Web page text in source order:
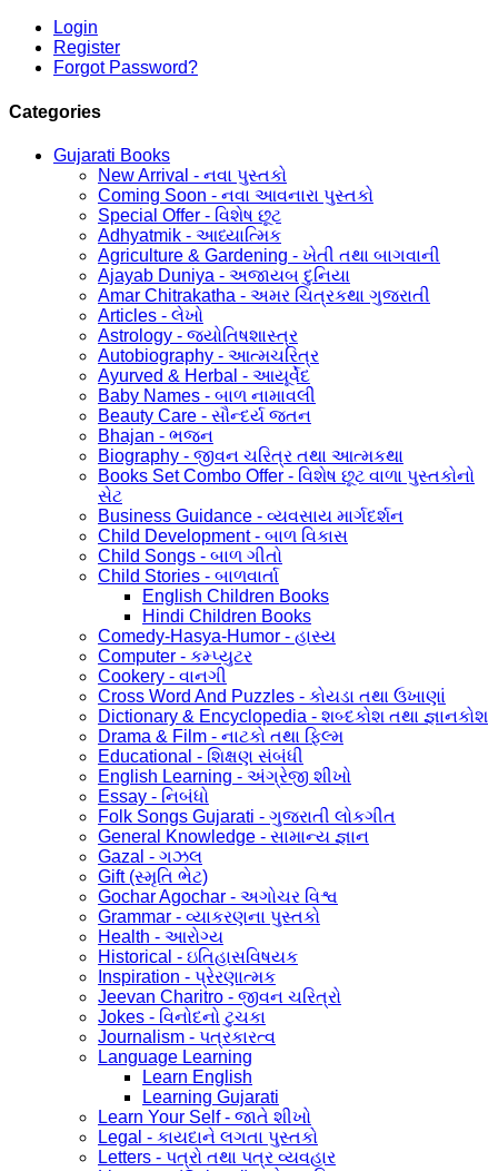
Login
Register
Forgot Password?
Categories
Gujarati Books
New Arrival - નવા પુસ્તકો
Coming Soon - નવા આવનારા પુસ્તકો
Special Offer - વિશેષ છૂટ
Adhyatmik - આધ્યાત્મિક
Agriculture & Gardening - ખેતી તથા બાગવાની
Ajayab Duniya - અજાયબ દુનિયા
Amar Chitrakatha - અમર ચિત્રકથા ગુજરાતી
Articles - લેખો
Astrology - જ્યોતિષશાસ્ત્ર
Autobiography - આત્મચરિત્ર
Ayurved & Herbal - આયૂર્વેદ
Baby Names - બાળ નામાવલી
Beauty Care - સૌન્દર્ય જતન
Bhajan - ભજન
Biography - જીવન ચરિત્ર તથા આત્મકથા
Books Set Combo Offer - વિશેષ છૂટ વાળા પુસ્તકોનો
સેટ
Business Guidance - વ્યવસાય માર્ગદર્શન
Child Development - બાળ વિકાસ
Child Songs - બાળ ગીતો
Child Stories - બાળવાર્તા
English Children Books
Hindi Children Books
Comedy-Hasya-Humor - હાસ્ય
Computer - કમ્પ્યુટર
Cookery - વાનગી
Cross Word And Puzzles - કોયડા તથા ઉખાણાં
Dictionary & Encyclopedia - શબ્દકોશ તથા જ્ઞાનકોશ
Drama & Film - નાટકો તથા ફિલ્મ
Educational - શિક્ષણ સંબંધી
English Learning - અંગ્રેજી શીખો
Essay - નિબંધો
Folk Songs Gujarati - ગુજરાતી લોકગીત
General Knowledge - સામાન્ય જ્ઞાન
Gazal - ગઝલ
Gift (સ્મૃતિ ભેટ)
Gochar Agochar - અગોચર વિશ્વ
Grammar - વ્યાકરણના પુસ્તકો
Health - આરોગ્ય
Historical - ઇતિહાસવિષયક
Inspiration - પ્રેરણાત્મક
Jeevan Charitro - જીવન ચરિત્રો
Jokes - વિનોદનો ટુચકા
Journalism - પત્રકારત્વ
Language Learning
Learn English
Learning Gujarati
Learn Your Self - જાતે શીખો
Legal - કાયદાને લગતા પુસ્તકો
Letters - પત્રો તથા પત્ર વ્યવહાર